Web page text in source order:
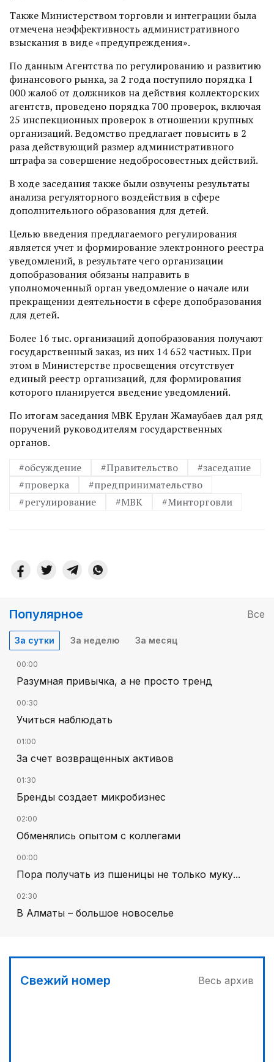
Также Министерством торговли и интеграции была
отмечена неэффективность административного
взыскания в виде «предупреждения».
По данным Агентства по регулированию и развитию
финансового рынка, за 2 года поступило порядка 1
000 жалоб от должников на действия коллекторских
агентств, проведено порядка 700 проверок, включая
25 инспекционных проверок в отношении крупных
организаций. Ведомство предлагает повысить в 2
раза действующий размер административного
штрафа за совершение недобросовестных действий.
В ходе заседания также были озвучены результаты
анализа регуляторного воздействия в сфере
дополнительного образования для детей.
Целью введения предлагаемого регулирования
является учет и формирование электронного реестра
уведомлений, в результате чего организации
допобразования обязаны направить в
уполномоченный орган уведомление о начале или
прекращении деятельности в сфере допобразования
для детей.
Более 16 тыс. организаций допобразования получают
государственный заказ, из них 14 652 частных. При
этом в Министерстве просвещения отсутствует
единый реестр организаций, для формирования
которого планируется введение уведомлений.
По итогам заседания МВК Ерулан Жамаубаев дал ряд
поручений руководителям государственных
органов.
#обсуждение
#Правительство
#заседание
#проверка
#предпринимательство
#регулирование
#МВК #Минторговли
Популярное Все
За сутки За неделю За месяц
00:00
Разумная привычка, а не просто тренд
00:30
Учиться наблюдать
01:00
За счет возвращенных активов
01:30
Бренды создает микробизнес
02:00
Обменялись опытом с коллегами
00:00
Пора получать из пшеницы не только муку...
02:30
В Алматы – большое новоселье
Продолжаются инспекционные поездки
Свежий номер Весь архив